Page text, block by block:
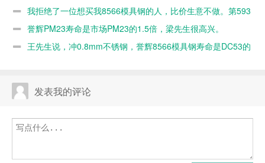
元。第594篇
我拒绝了一位想买我8566模具钢的人，比价生意不做。第593
篇 誉辉PM23寿命是市场PM23的1.5倍，梁先生很高兴。
王先生说，冲0.8mm不锈钢，誉辉8566模具钢寿命是DC53的
发表我的评论